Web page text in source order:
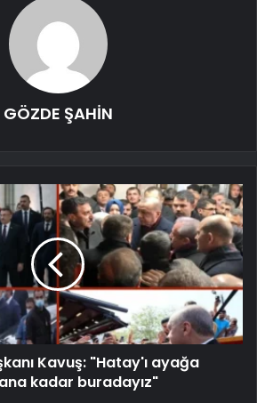
GÖZDE ŞAHİN
Kavuş: "Hatay'ı ayağa
kadar buradayız"